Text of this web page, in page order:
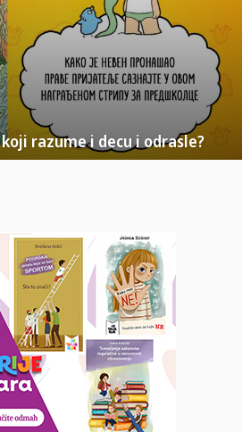
razume i decu i odrasle?